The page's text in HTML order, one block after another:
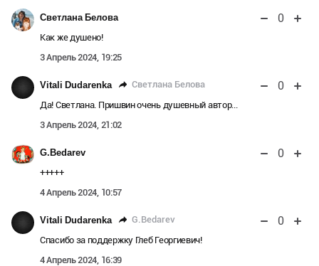
Светлана Белова 0
Как же душено!
3 Апрель 2024, 19:25
Vitali Dudarenka Светлана Белова 0
Да! Светлана. Пришвин очень душевный автор...
3 Апрель 2024, 21:02
G.Bedarev 0
+++++
4 Апрель 2024, 10:57
Vitali Dudarenka G.Bedarev 0
Спасибо за поддержку Глеб Георгиевич!
4 Апрель 2024, 16:39